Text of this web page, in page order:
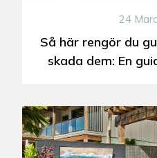
24
Så här rengör du
skada dem: En